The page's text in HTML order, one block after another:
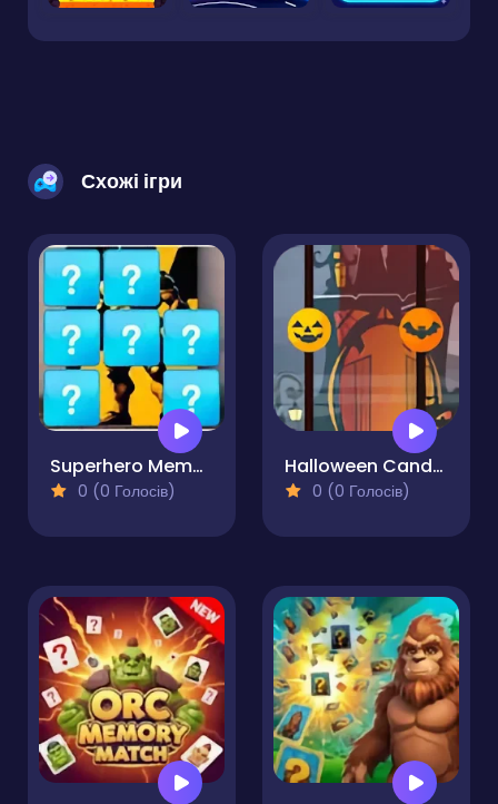
Схожі ігри
Superhero Memory Match
0 (0 Голосів)
Halloween Candy Match
0 (0 Голосів)